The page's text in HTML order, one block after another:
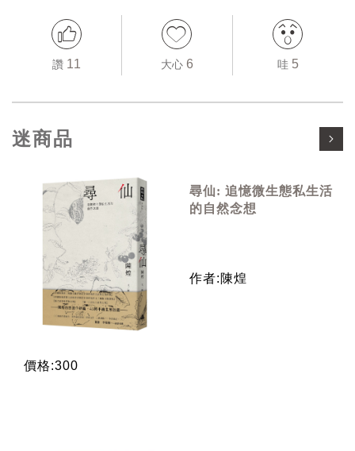
讚 11 大心 6 哇 5
迷商品
尋仙: 追憶微生態私生活
的自然念想
作者:陳煌
價格:300